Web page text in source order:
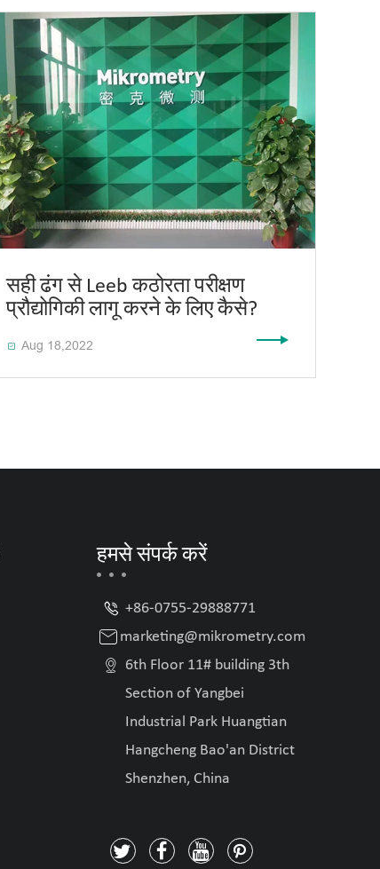
सही ढंग से Leeb कठोरता परीक्षण
प्रौद्योगिकी लागू करने के लिए कैसे?
 Aug 18,2022
हमसे संपर्क करें
 +86-0755-29888771
 marketing@mikrometry.com
 6th Floor 11# building 3th
Section of Yangbei
Industrial Park Huangtian
Hangcheng Bao'an District
Shenzhen, China
   